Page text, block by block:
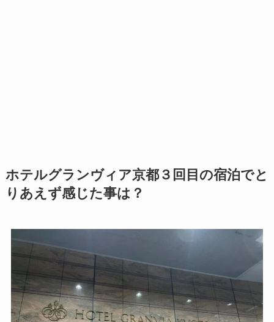
ホテルグランヴィア京都３回目の宿泊でと
りあえず感じた事は？